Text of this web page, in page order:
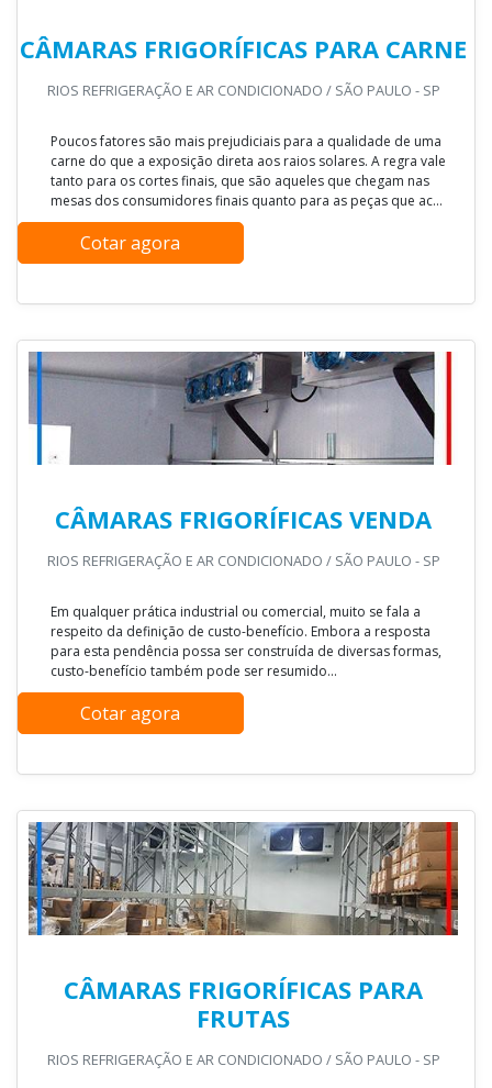
CÂMARAS FRIGORÍFICAS PARA CARNE
RIOS REFRIGERAÇÃO E AR CONDICIONADO / SÃO PAULO - SP
Poucos fatores são mais prejudiciais para a qualidade de uma
carne do que a exposição direta aos raios solares. A regra vale
tanto para os cortes finais, que são aqueles que chegam nas
mesas dos consumidores finais quanto para as peças que ac...
Cotar agora
CÂMARAS FRIGORÍFICAS VENDA
RIOS REFRIGERAÇÃO E AR CONDICIONADO / SÃO PAULO - SP
Em qualquer prática industrial ou comercial, muito se fala a
respeito da definição de custo-benefício. Embora a resposta
para esta pendência possa ser construída de diversas formas,
custo-benefício também pode ser resumido...
Cotar agora
CÂMARAS FRIGORÍFICAS PARA
FRUTAS
RIOS REFRIGERAÇÃO E AR CONDICIONADO / SÃO PAULO - SP